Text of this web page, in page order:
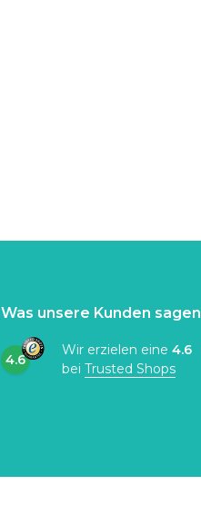
Was unsere Kunden sagen
4.6
Wir erzielen eine 4.6
bei Trusted Shops